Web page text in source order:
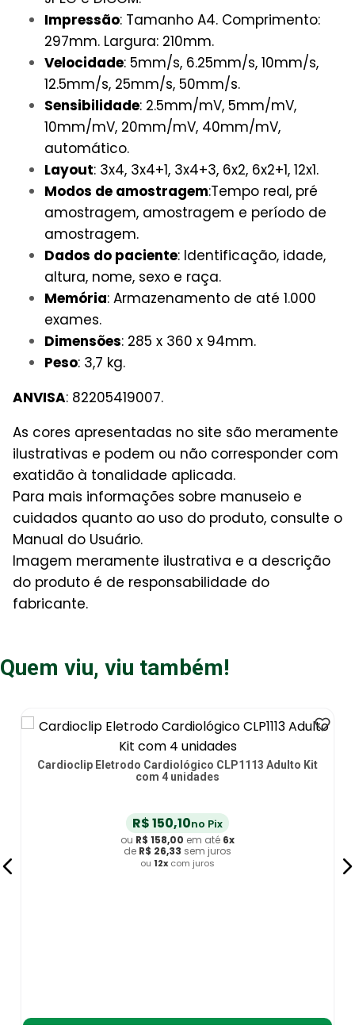
Impressão: Tamanho A4. Comprimento:
297mm. Largura: 210mm.
Velocidade: 5mm/s, 6.25mm/s, 10mm/s,
12.5mm/s, 25mm/s, 50mm/s.
Sensibilidade: 2.5mm/mV, 5mm/mV,
10mm/mV, 20mm/mV, 40mm/mV,
automático.
Layout: 3x4, 3x4+1, 3x4+3, 6x2, 6x2+1, 12x1.
Modos de amostragem:Tempo real, pré
amostragem, amostragem e período de
amostragem.
Dados do paciente: Identificação, idade,
altura, nome, sexo e raça.
Memória: Armazenamento de até 1.000
exames.
Dimensões: 285 x 360 x 94mm.
Peso: 3,7 kg.
ANVISA: 82205419007.
As cores apresentadas no site são meramente
ilustrativas e podem ou não corresponder com
exatidão à tonalidade aplicada.
Para mais informações sobre manuseio e
cuidados quanto ao uso do produto, consulte o
Manual do Usuário.
Imagem meramente ilustrativa e a descrição
do produto é de responsabilidade do
fabricante.
Quem viu, viu também!
Cardioclip Eletrodo Cardiológico CLP1113 Adulto Kit
com 4 unidades
R$150,10no Pix
ou R$ 158,00 em até 6x
de R$ 26,33 sem juros
ou 12x com juros